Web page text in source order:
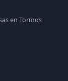
en Tormos